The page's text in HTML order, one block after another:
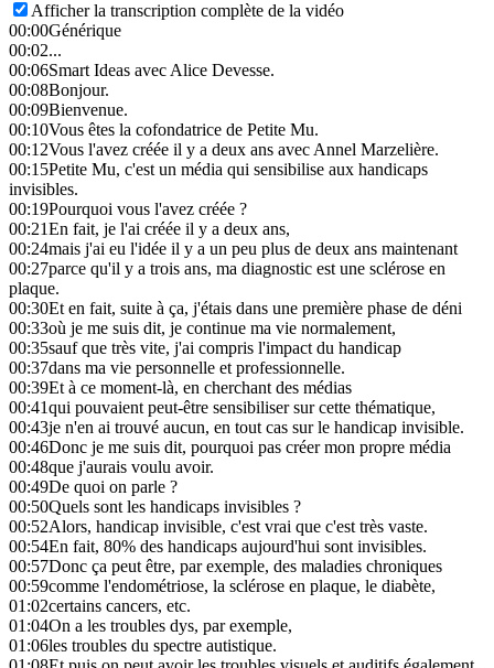
Afficher la transcription complète de la vidéo
00:00Générique
00:02...
00:06Smart Ideas avec Alice Devesse.
00:08Bonjour.
00:09Bienvenue.
00:10Vous êtes la cofondatrice de Petite Mu.
00:12Vous l'avez créée il y a deux ans avec Annel Marzelière.
00:15Petite Mu, c'est un média qui sensibilise aux handicaps
invisibles.
00:19Pourquoi vous l'avez créée ?
00:21En fait, je l'ai créée il y a deux ans,
00:24mais j'ai eu l'idée il y a un peu plus de deux ans maintenant
00:27parce qu'il y a trois ans, ma diagnostic est une sclérose en
plaque.
00:30Et en fait, suite à ça, j'étais dans une première phase de déni
00:33où je me suis dit, je continue ma vie normalement,
00:35sauf que très vite, j'ai compris l'impact du handicap
00:37dans ma vie personnelle et professionnelle.
00:39Et à ce moment-là, en cherchant des médias
00:41qui pouvaient peut-être sensibiliser sur cette thématique,
00:43je n'en ai trouvé aucun, en tout cas sur le handicap invisible.
00:46Donc je me suis dit, pourquoi pas créer mon propre média
00:48que j'aurais voulu avoir.
00:49De quoi on parle ?
00:50Quels sont les handicaps invisibles ?
00:52Alors, handicap invisible, c'est vrai que c'est très vaste.
00:54En fait, 80% des handicaps aujourd'hui sont invisibles.
00:57Donc ça peut être, par exemple, des maladies chroniques
00:59comme l'endométriose, la sclérose en plaque, le diabète,
01:02certains cancers, etc.
01:04On a les troubles dys, par exemple,
01:06les troubles du spectre autistique.